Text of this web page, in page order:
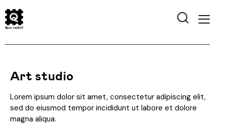
Art studio
Lorem ipsum dolor sit amet, consectetur adipiscing elit,
sed do eiusmod tempor incididunt ut labore et dolore
magna aliqua.